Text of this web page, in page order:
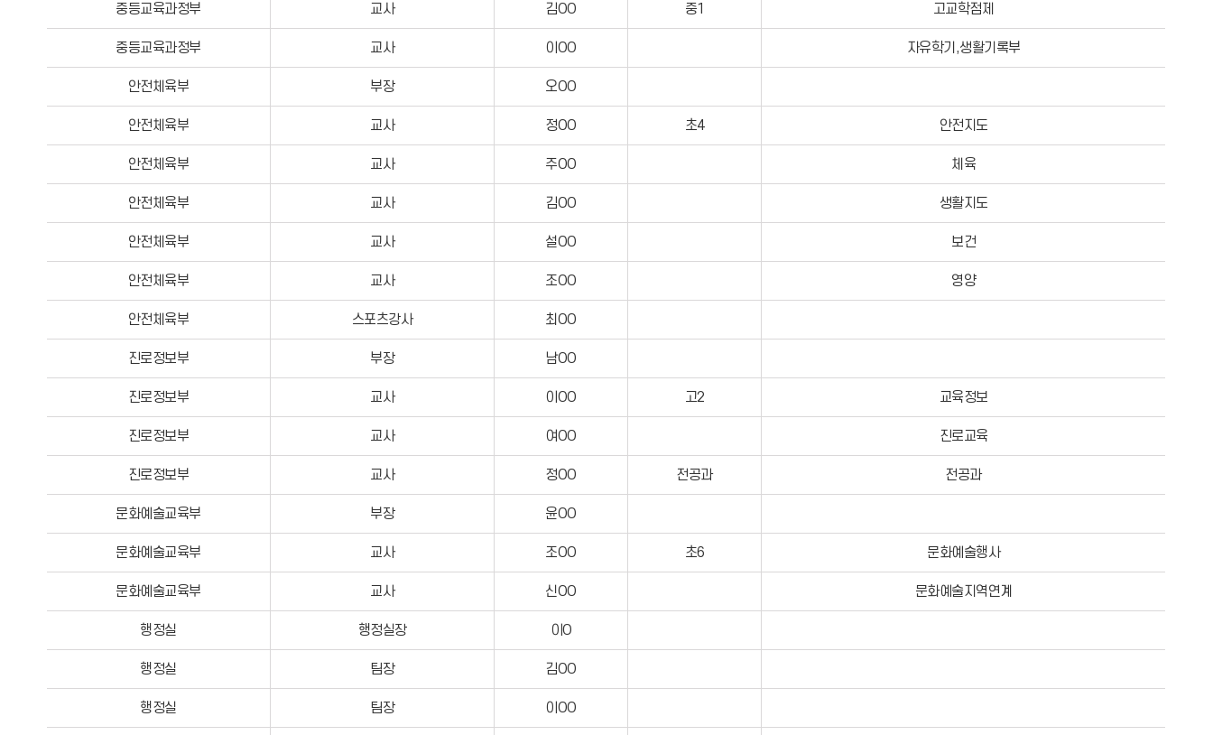
중등교육과정부 교사 김OO 중1 고교학점제
중등교육과정부 교사 이OO 자유학기,생활기록부
안전체육부 부장 오OO
안전체육부 교사 정OO 초4 안전지도
안전체육부 교사 주OO 체육
안전체육부 교사 김OO 생활지도
안전체육부 교사 설OO 보건
안전체육부 교사 조OO 영양
안전체육부 스포츠강사 최OO
진로정보부 부장 남OO
진로정보부 교사 이OO 고2 교육정보
진로정보부 교사 여OO 진로교육
진로정보부 교사 정OO 전공과 전공과
문화예술교육부 부장 윤OO
문화예술교육부 교사 조OO 초6 문화예술행사
문화예술교육부 교사 신OO 문화예술지역연계
행정실 행정실장 이O
행정실 팀장 김OO
행정실 팀장 이OO